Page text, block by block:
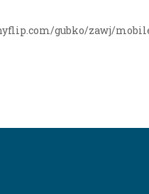
gubko/zawj/